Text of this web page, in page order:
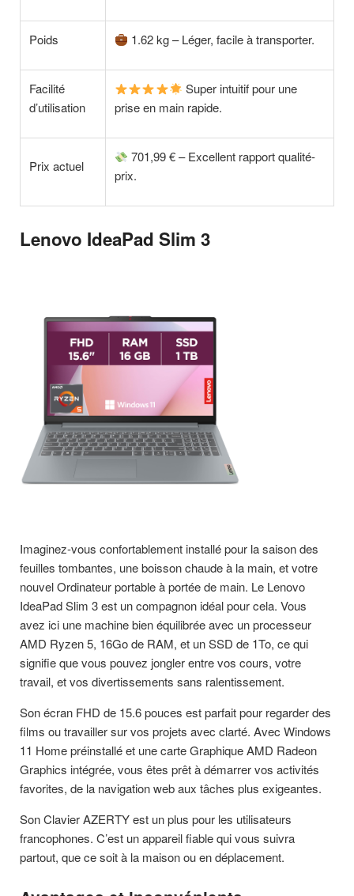
Poids 1.62 kg – Léger, facile à transporter.
Facilité
d’utilisation
Super intuitif pour une
prise en main rapide.
Prix actuel
701,99 € – Excellent rapport qualité-
prix.
Lenovo IdeaPad Slim 3
Imaginez-vous confortablement installé pour la saison des
feuilles tombantes, une boisson chaude à la main, et votre
nouvel Ordinateur portable à portée de main. Le Lenovo
IdeaPad Slim 3 est un compagnon idéal pour cela. Vous
avez ici une machine bien équilibrée avec un processeur
AMD Ryzen 5, 16Go de RAM, et un SSD de 1To, ce qui
signifie que vous pouvez jongler entre vos cours, votre
travail, et vos divertissements sans ralentissement.
Son écran FHD de 15.6 pouces est parfait pour regarder des
films ou travailler sur vos projets avec clarté. Avec Windows
11 Home préinstallé et une carte Graphique AMD Radeon
Graphics intégrée, vous êtes prêt à démarrer vos activités
favorites, de la navigation web aux tâches plus exigeantes.
Son Clavier AZERTY est un plus pour les utilisateurs
francophones. C’est un appareil fiable qui vous suivra
partout, que ce soit à la maison ou en déplacement.